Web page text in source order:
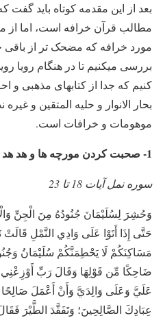
بعد از این مقدمه کوتاه باید گفت
مطالب قرآن خرافه است، اما از
مورد خرافه که مضحک تر از باقی
بررسی میکنیم تا در هنگام رویا
کنیم که جدا از کتابهای مذهبی و
بحار الانوار و حلیه المتقین و غیره
موهومات و خرافات است.
1- صحبت کردن مورچه ها و هد هد
سوره نمل آیات 18 تا 23
وَحُشِرَ لِسُلَيْمَانَ جُنُودُهُ مِنَ الْجِنِّ
حَتَّى إِذَا أَتَوْا عَلَى وَادِي النَّمْلِ قَالَتْ
مَسَاكِنَكُمْ لَا يَحْطِمَنَّكُمْ سُلَيْمَانُ
ضَاحِكًا مِّن قَوْلِهَا وَقَالَ رَبِّ
عَلَيَّ وَعَلَى وَالِدَيَّ وَأَنْ أَعْمَلَ
عِبَادِكَ الصَّالِحِينَ؛ وَتَفَقَّدَ الطَّيْرَ